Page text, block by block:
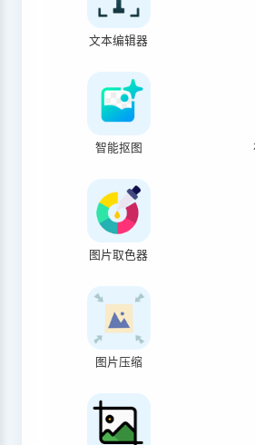
文本编辑器
智能抠图
图片取色器
图片压缩